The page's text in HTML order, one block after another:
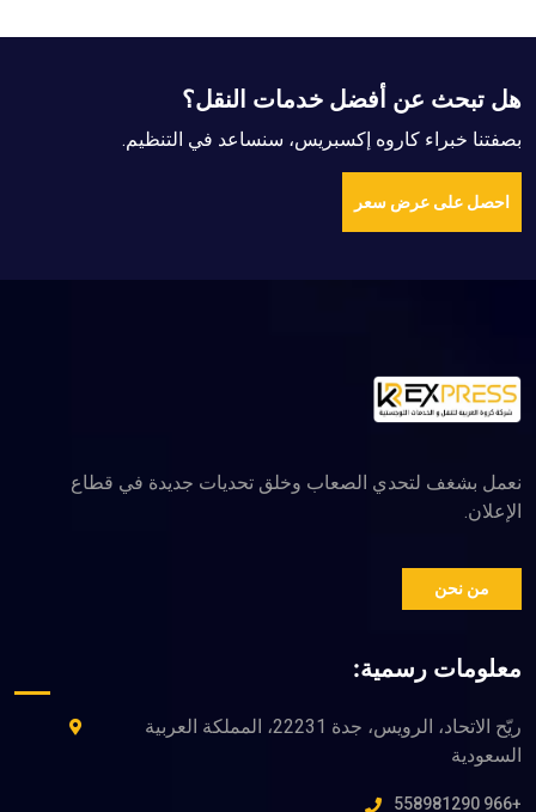
النقل؟
سنساعد في التنظيم.
وخلق تحديات جديدة في قطاع
ريّح الاتحاد، الرويس، جدة 22231، المملكة العربية